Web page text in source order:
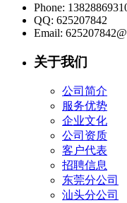
Phone:
QQ: 625207842
Email:
关于我们
公司简介
服务优势
企业文化
公司资质
客户代表
招聘信息
东莞分公司
汕头分公司